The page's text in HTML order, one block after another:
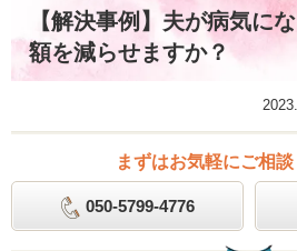
【解決事例】夫が病気に
額を減らせますか？
まずはお気軽にご相談
050-5799-4776